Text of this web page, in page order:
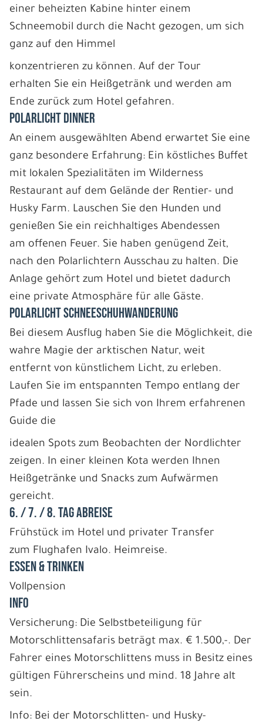
einer beheizten Kabine hinter einem
Schneemobil durch die Nacht gezogen, um sich
ganz auf den Himmel
konzentrieren zu können. Auf der Tour
erhalten Sie ein Heißgetränk und werden am
Ende zurück zum Hotel gefahren.
POLARLICHT DINNER
An einem ausgewählten Abend erwartet Sie eine
ganz besondere Erfahrung: Ein köstliches Buffet
mit lokalen Spezialitäten im Wilderness
Restaurant auf dem Gelände der Rentier- und
Husky Farm. Lauschen Sie den Hunden und
genießen Sie ein reichhaltiges Abendessen
am offenen Feuer. Sie haben genügend Zeit,
nach den Polarlichtern Ausschau zu halten. Die
Anlage gehört zum Hotel und bietet dadurch
eine private Atmosphäre für alle Gäste.
POLARLICHT SCHNEESCHUHWANDERUNG
Bei diesem Ausflug haben Sie die Möglichkeit, die
wahre Magie der arktischen Natur, weit
entfernt von künstlichem Licht, zu erleben.
Laufen Sie im entspannten Tempo entlang der
Pfade und lassen Sie sich von Ihrem erfahrenen
Guide die
idealen Spots zum Beobachten der Nordlichter
zeigen. In einer kleinen Kota werden Ihnen
Heißgetränke und Snacks zum Aufwärmen
gereicht.
6. / 7. / 8. TAG ABREISE
Frühstück im Hotel und privater Transfer
zum Flughafen Ivalo. Heimreise.
ESSEN & TRINKEN
Vollpension
INFO
Versicherung: Die Selbstbeteiligung für
Motorschlittensafaris beträgt max. € 1.500,-. Der
Fahrer eines Motorschlittens muss in Besitz eines
gültigen Führerscheins und mind. 18 Jahre alt
sein.
Info: Bei der Motorschlitten- und Husky-